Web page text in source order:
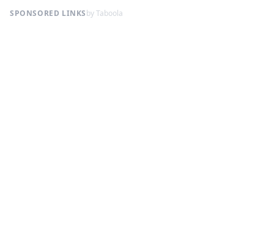
SPONSORED LINKSby Taboola